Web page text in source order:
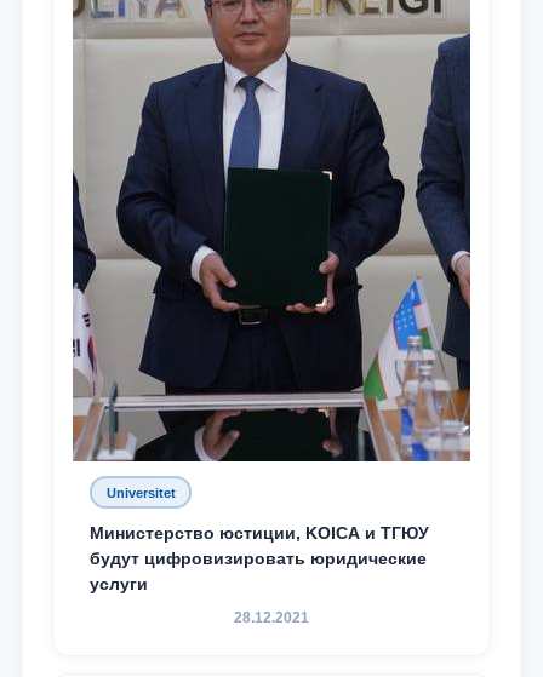
Universitet
Министерство юстиции, KOICA и ТГЮУ
будут цифровизировать юридические
услуги
28.12.2021